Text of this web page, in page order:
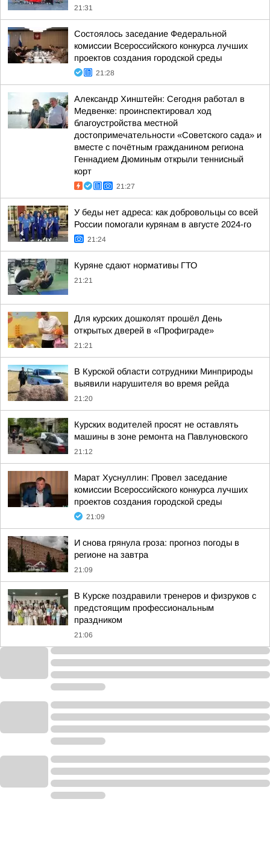
21:31
Состоялось заседание Федеральной
комиссии Всероссийского конкурса лучших
проектов создания городской среды
21:28
Александр Хинштейн: Сегодня работал в
Медвенке: проинспектировал ход
благоустройства местной
достопримечательности «Советского сада» и
вместе с почётным гражданином региона
Геннадием Дюминым открыли теннисный
корт
21:27
У беды нет адреса: как добровольцы со всей
России помогали курянам в августе 2024-го
21:24
Куряне сдают нормативы ГТО
21:21
Для курских дошколят прошёл День
открытых дверей в «Профиграде»
21:21
В Курской области сотрудники Минприроды
выявили нарушителя во время рейда
21:20
Курских водителей просят не оставлять
машины в зоне ремонта на Павлуновского
21:12
Марат Хуснуллин: Провел заседание
комиссии Всероссийского конкурса лучших
проектов создания городской среды
21:09
И снова грянула гроза: прогноз погоды в
регионе на завтра
21:09
В Курске поздравили тренеров и физруков с
предстоящим профессиональным
праздником
21:06